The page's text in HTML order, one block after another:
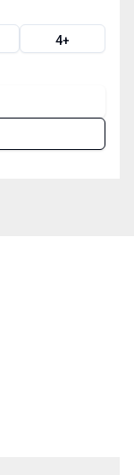
4+